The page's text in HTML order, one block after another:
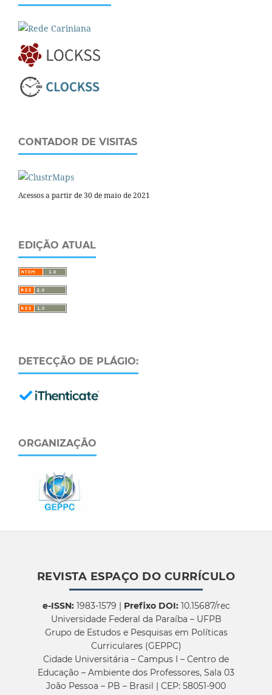
CONTADOR DE VISITAS
Acessos a partir de 30 de maio de 2021
EDIÇÃO ATUAL
DETECÇÃO DE PLÁGIO:
ORGANIZAÇÃO
REVISTA ESPAÇO DO CURRÍCULO
e-ISSN:1983-1579 | Prefixo DOI:10.15687/rec
Universidade Federal da Paraíba – UFPB
Grupo de Estudos e Pesquisas em Políticas
Curriculares (GEPPC)
Cidade Universitária – Campus I – Centro de
Educação – Ambiente dos Professores, Sala 03
João Pessoa – PB – Brasil | CEP: 58051-900